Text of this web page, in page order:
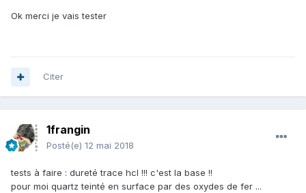
Ok merci je vais tester
Citer
1frangin
Posté(e) 12 mai 2018
tests à faire : dureté trace hcl !!! c'est la base !!
pour moi quartz teinté en surface par des oxydes de fer ...